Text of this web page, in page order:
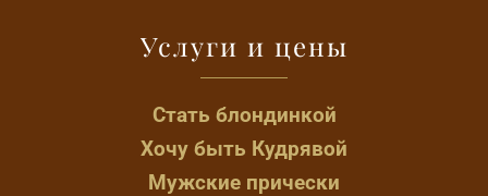
Услуги и цены
Стать блондинкой
Хочу быть Кудрявой
Мужские прически